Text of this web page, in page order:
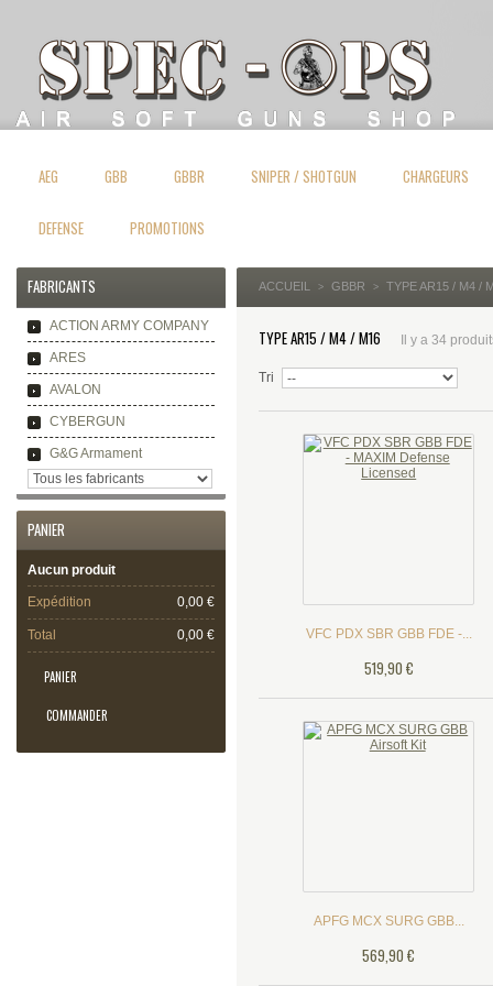
AEG GBB GBBR SNIPER / SHOTGUN CHARGEURS
DEFENSE PROMOTIONS
FABRICANTS
ACTION ARMY COMPANY
ARES
AVALON
CYBERGUN
G&G Armament
PANIER
Aucun produit
Expédition 0,00 €
Total 0,00 €
PANIER
COMMANDER
ACCUEIL > GBBR > TYPE AR15 / M4 /
TYPE AR15 / M4 / M16 Il y a 34
Tri
VFC PDX SBR GBB FDE -...
519,90 €
APFG MCX SURG GBB...
569,90 €